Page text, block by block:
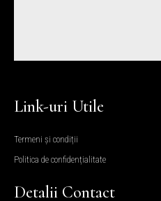
Link-uri Utile
Termeni și condiții
Politica de confidențialitate
Detalii Contact